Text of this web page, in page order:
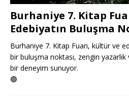
Burhaniye 7. Kitap
Edebiyatın Buluşma
Burhaniye 7. Kitap Fuarı, kültür ve
bir buluşma noktası, zengin
bir deneyim sunuyor.
🟢